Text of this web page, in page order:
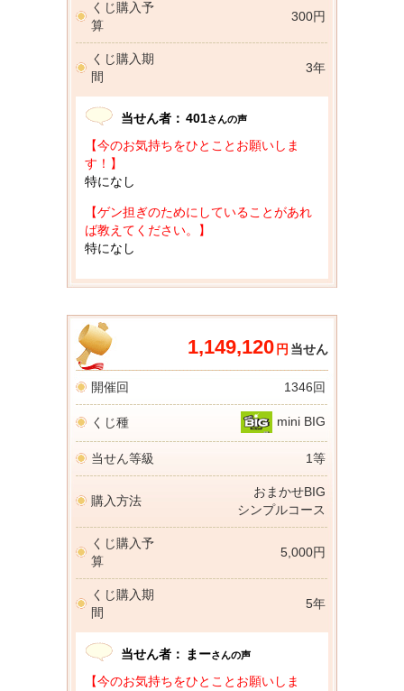
くじ購入予
算
300円
くじ購入期
間
3年
当せん者： 401さんの声
【今のお気持ちをひとことお願いしま
す！】
特になし
【ゲン担ぎのためにしていることがあれ
ば教えてください。】
特になし
1,149,120 円 当せん
開催回 1346回
くじ種 mini BIG
当せん等級 1等
購入方法
おまかせBIG
シンプルコース
くじ購入予
算
5,000円
くじ購入期
間
5年
当せん者： まーさんの声
【今のお気持ちをひとことお願いしま